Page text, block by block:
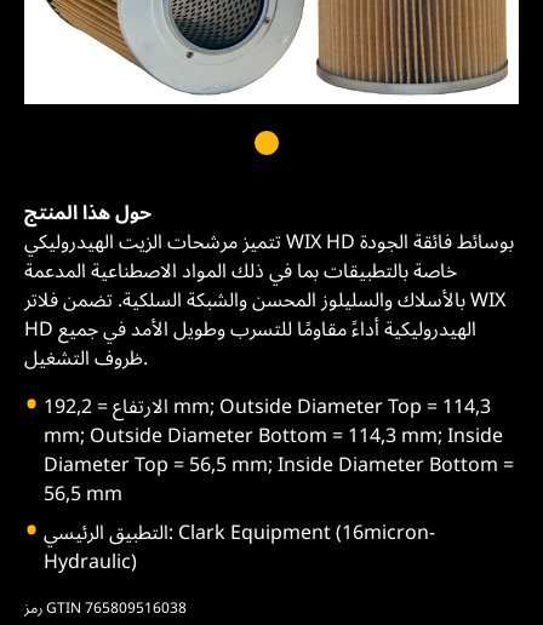
حول هذا المنتج
تتميز مرشحات الزيت الهيدروليكي WIX HD بوسائط فائقة الجودة
خاصة بالتطبيقات بما في ذلك المواد الاصطناعية المدعمة
بالأسلاك والسليلوز المحسن والشبكة السلكية. تضمن فلاتر WIX
HD الهيدروليكية أداءً مقاومًا للتسرب وطويل الأمد في جميع
ظروف التشغيل.
الارتفاع = 192,2 mm; Outside Diameter Top = 114,3
mm; Outside Diameter Bottom = 114,3 mm; Inside
Diameter Top = 56,5 mm; Inside Diameter Bottom =
56,5 mm
التطبيق الرئيسي: Clark Equipment (16micron-
Hydraulic)
رمز GTIN 765809516038